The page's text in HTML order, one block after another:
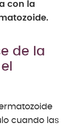
con la
de la
cuando las